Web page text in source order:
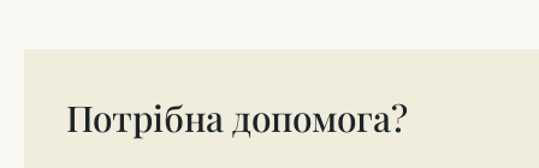
Потрібна допомога?